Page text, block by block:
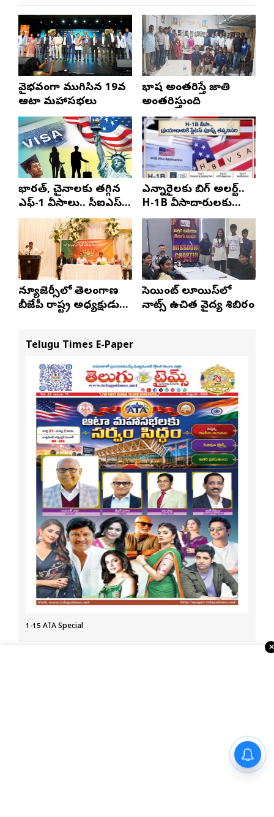
వైభవంగా ముగిసిన 19వ
ఆటా మహాసభలు
భాష అంతరిస్తే జాతి
అంతరిస్తుంది
భారత్, చైనాలకు తగ్గిన
ఎఫ్-1 వీసాలు.. సీఐఎస్
నివేదిక..!
ఎన్నారైలకు బిగ్ అలర్ట్..
H-1B వీసాదారులకు
ప్రయాణ సమయంలో
స్టేటస్ ప్రూఫ్స్ తప్పనిసరి..!
న్యూజెర్సీలో తెలంగాణ
బీజేపీ రాష్ట్ర అధ్యక్షుడు
సెయింట్ లూయిస్‌లో
నాట్స్ ఉచిత వైద్య శిబిరం
Telugu Times E-Paper
1-15 ATA Special
it also organizes events and Business Excellence Awards,
making it a leading Telugu media house in the USA.